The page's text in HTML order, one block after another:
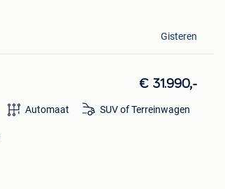
Gisteren
€ 31.990,-
Automaat SUV of Terreinwagen